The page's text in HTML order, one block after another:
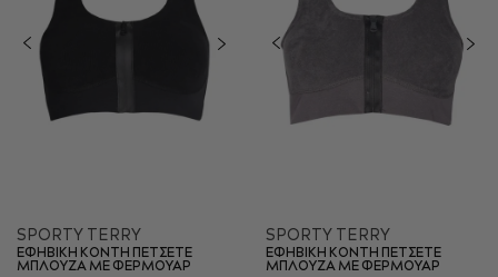
SPORTY TERRY
ΕΦΗΒΙΚΗ ΚΟΝΤΗ ΠΕΤΣΕΤΕ
ΜΠΛΟΥΖΑ ΜΕ ΦΕΡΜΟΥΑΡ
SPORTY TERRY
ΕΦΗΒΙΚΗ ΚΟΝΤΗ ΠΕΤΣΕΤΕ
ΜΠΛΟΥΖΑ ΜΕ ΦΕΡΜΟΥΑΡ